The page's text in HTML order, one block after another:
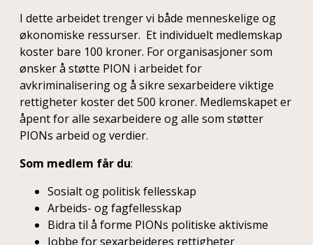
I dette arbeidet trenger vi både menneskelige og
økonomiske ressurser. Et individuelt medlemskap
koster bare 100 kroner. For organisasjoner som
ønsker å støtte PION i arbeidet for
avkriminalisering og å sikre sexarbeidere viktige
rettigheter koster det 500 kroner. Medlemskapet er
åpent for alle sexarbeidere og alle som støtter
PIONs arbeid og verdier.
Som medlem får du:
Sosialt og politisk fellesskap
Arbeids- og fagfellesskap
Bidra til å forme PIONs politiske aktivisme
Jobbe for sexarbeideres rettigheter